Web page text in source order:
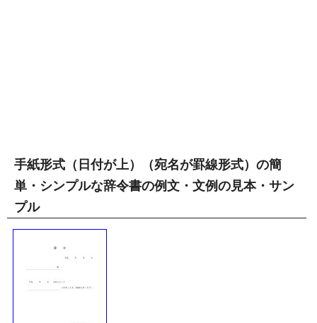
手紙形式（日付が上）（宛名が罫線形式）の簡
単・シンプルな辞令書の例文・文例の見本・サン
プル